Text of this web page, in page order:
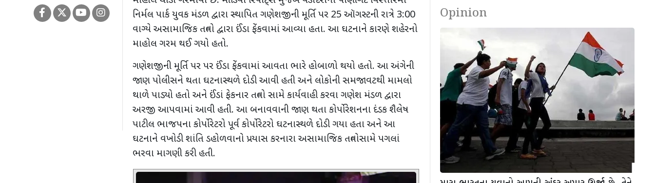
નિર્મલ પાર્ક યુવક મંડળ દ્વારા સ્થાપિત ગણેશજીની મૂર્તિ પર 25 ઑગસ્ટની રાત્રે 3:00
વાગ્યે અસામાજિક તત્વો દ્વારા ઈંડા ફેંકવામાં આવ્યા હતા. આ ઘટનાને કારણે શહેરનો
માહોલ ગરમ થઈ ગયો હતો.
ગણેશજીની મૂર્તિ પર પર ઈંડા ફેંકવામાં આવતા ભારે હોબાળો થયો હતો. આ અંગેની
જાણ પોલીસને થતા ઘટનાસ્થળે દોડી આવી હતી અને લોકોની સમજાવટથી મામલો
થાળે પાડ્યો હતો અને ઈંડાં ફેકનાર તત્વો સામે કાર્યવાહી કરવા ગણેશ મંડળ દ્વારા
અરજી આપવામાં આવી હતી. આ બનાવવાની જાણ થતા કોર્પોરેશનના દંડક શૈલેષ
પાટીલ ભાજપના કોર્પોરેટરો પૂર્વ કોર્પોરેટરો ઘટનાસ્થળે દોડી ગયા હતા અને આ
ઘટનાને વખોડી શાંતિ ડહોળવાનો પ્રયાસ કરનારા અસામાજિક તત્વોસામે પગલાં
ભરવા માગણી કરી હતી.
Opinion